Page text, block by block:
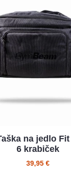
na jedlo
6 krabiček
39,95 €